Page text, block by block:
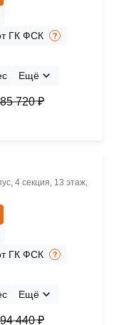
ГК ФСК
Ещё
720 ₽
4 секция, 13 этаж,
ГК ФСК
Ещё
440 ₽